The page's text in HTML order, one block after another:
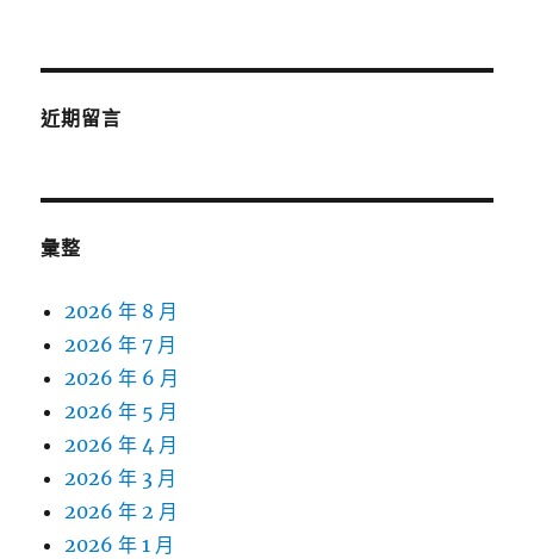
近期留言
彙整
2026 年 8 月
2026 年 7 月
2026 年 6 月
2026 年 5 月
2026 年 4 月
2026 年 3 月
2026 年 2 月
2026 年 1 月